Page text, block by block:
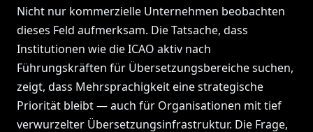
Nicht nur kommerzielle Unternehmen beobachten
dieses Feld aufmerksam. Die Tatsache, dass
Institutionen wie die ICAO aktiv nach
Führungskräften für Übersetzungsbereiche suchen,
zeigt, dass Mehrsprachigkeit eine strategische
Priorität bleibt — auch für Organisationen mit tief
verwurzelter Übersetzungsinfrastruktur. Die Frage,